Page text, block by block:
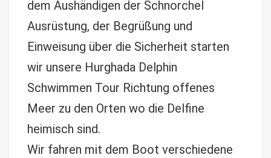
dem Aushändigen der Schnorchel
Ausrüstung, der Begrüßung und
Einweisung über die Sicherheit starten
wir unsere Hurghada Delphin
Schwimmen Tour Richtung offenes
Meer zu den Orten wo die Delfine
heimisch sind.
Wir fahren mit dem Boot verschiedene